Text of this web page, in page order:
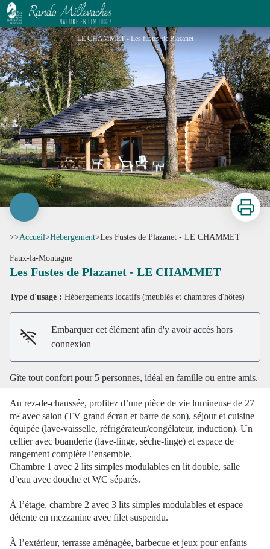
Les Fustes de Plazanet - LE CHAMMET
LE CHAMMET - Les fustes de Plazanet
Voir l'image en plein écran
Imprimer
>>Accueil>Hébergement>Les Fustes de Plazanet - LE CHAMMET
Faux-la-Montagne
Les Fustes de Plazanet - LE CHAMMET
Type d'usage : Hébergements locatifs (meublés et chambres d'hôtes)
Embarquer cet élément afin d'y avoir accès hors
connexion
Gîte tout confort pour 5 personnes, idéal en famille ou entre amis.
Au rez-de-chaussée, profitez d’une pièce de vie lumineuse de 27
m² avec salon (TV grand écran et barre de son), séjour et cuisine
équipée (lave-vaisselle, réfrigérateur/congélateur, induction). Un
cellier avec buanderie (lave-linge, sèche-linge) et espace de
rangement complète l’ensemble.
Chambre 1 avec 2 lits simples modulables en lit double, salle
d’eau avec douche et WC séparés.
À l’étage, chambre 2 avec 3 lits simples modulables et espace
détente en mezzanine avec filet suspendu.
À l’extérieur, terrasse aménagée, barbecue et jeux pour enfants